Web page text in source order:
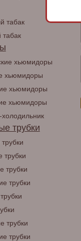
табак
табак
хьюмидоры
хьюмидоры
хьюмидоры
хьюмидоры
трубки
трубки
трубки
трубки
трубки
трубки